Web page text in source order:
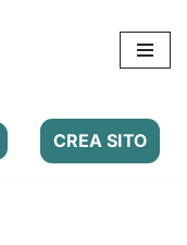
CREA SITO